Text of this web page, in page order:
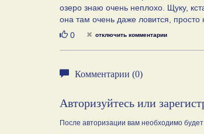
озеро знаю очень неплохо. Щуку,
она там очень даже ловится, просто
Нравится
0 отключить комментарии
Комментарии (0)
Авторизуйтесь или
После авторизации вам необходимо